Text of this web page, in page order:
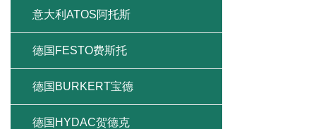
意大利ATOS阿托斯
德国FESTO费斯托
德国BURKERT宝德
德国HYDAC贺德克